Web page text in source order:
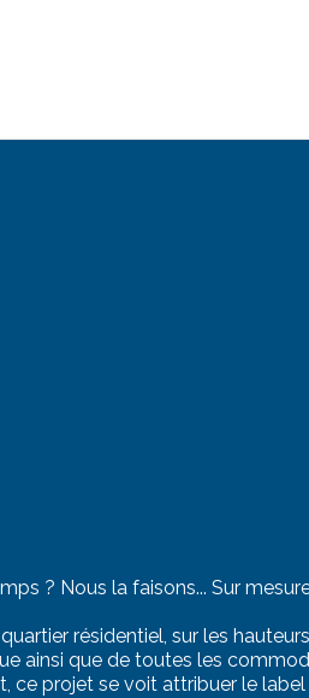
? Nous la faisons... Sur
résidentiel, sur les
ainsi que de toutes les
ce projet se voit attribuer le